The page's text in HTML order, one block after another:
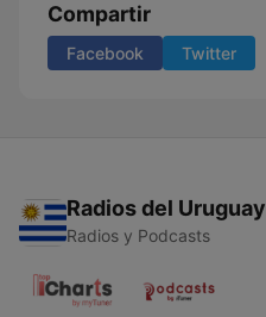
Compartir
Facebook Twitter
Radios del Uruguay
Radios y Podcasts